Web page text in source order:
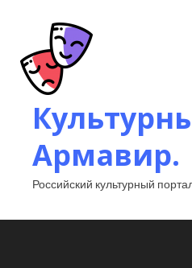
Армавир.
Российский культурный